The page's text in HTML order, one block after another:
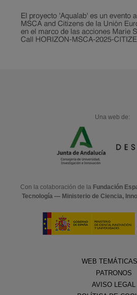
Una web de:
Con la colaboración de la Fundación
Tecnología — Ministerio de Ciencia,
WEB TEMÁTICAS
PATRONOS
AVISO LEGAL